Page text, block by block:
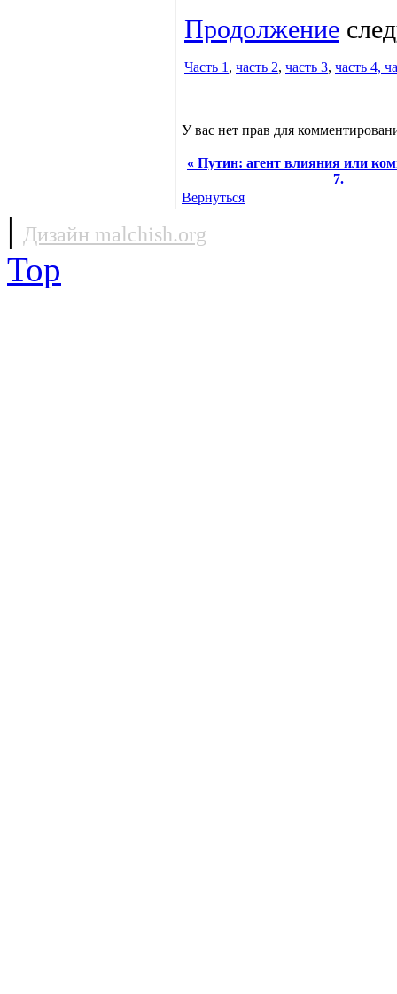
Продолжение
Часть 1 , часть 2, часть 3, часть 4,
У вас нет прав для
« Путин: агент влияния или
7.
Вернуться
| Дизайн malchish.org
Top